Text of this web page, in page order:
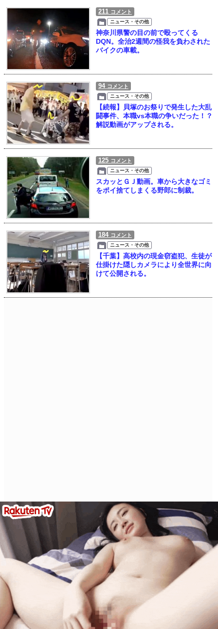
211 コメント
ニュース・その他
神奈川県警の目の前で殴ってくる
DQN。全治2週間の怪我を負わされた
バイクの車載。
94 コメント
ニュース・その他
【続報】貝塚のお祭りで発生した大乱
闘事件、本職vs本職の争いだった！？
解説動画がアップされる。
125 コメント
ニュース・その他
スカッとＧＪ動画。車から大きなゴミ
をポイ捨てしまくる野郎に制裁。
184 コメント
ニュース・その他
【千葉】高校内の現金窃盗犯、生徒が
仕掛けた隠しカメラにより全世界に向
けて公開される。